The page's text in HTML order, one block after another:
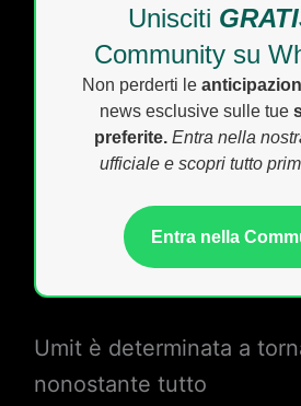
Unisciti
Community su
Non perderti le
news esclusive sulle tue
preferite. Entra nella
ufficiale e scopri tutto
Entra nella
Umit è determinata a
nonostante tutto